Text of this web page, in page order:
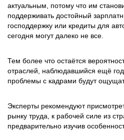
актуальным, потому что им
поддерживать достойный
господдержку или кредиты для
сегодня могут далеко не все.
Тем более что остаётся
отраслей, наблюдавшийся ещё год
проблемы с кадрами будут
Эксперты рекомендуют
рынку труда, к рабочей силе из
предварительно изучив